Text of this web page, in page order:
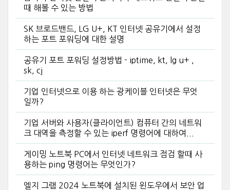
때 해볼 수 있는 방법
SK 브로드밴드, LG U+, KT 인터넷 공유기에서 설정
하는 포트 포워딩에 대한 설명
공유기 포트 포워딩 설정방법 - iptime, kt, lg u+ ,
sk, cj
기업 인터넷으로 이용 하는 광케이블 인터넷은 무엇
일까?
기업 서버와 사용자(클라이언트) 컴퓨터 간의 네트워
크 대역을 측정할 수 있는 iperf 명령어에 대하여...
게이밍 노트북 PC에서 인터넷 네트워크 점검 할때 사
용하는 ping 명령어는 무엇인가?
엘지 그램 2024 노트북에 설치된 윈도우에서 보안 업